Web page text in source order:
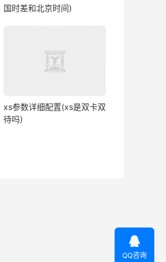
国时差和北京时间)
xs参数详细配置(xs是双卡双
待吗)

QQ咨询